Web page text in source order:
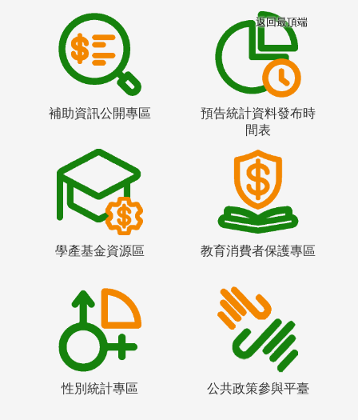
補助資訊公開專區
預告統計資料發布時
間表
學產基金資源區 教育消費者保護專區
性別統計專區 公共政策參與平臺
返回最頂端